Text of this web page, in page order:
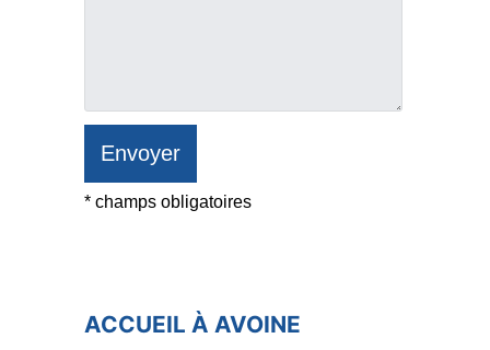
* champs obligatoires
ACCUEIL À AVOINE​